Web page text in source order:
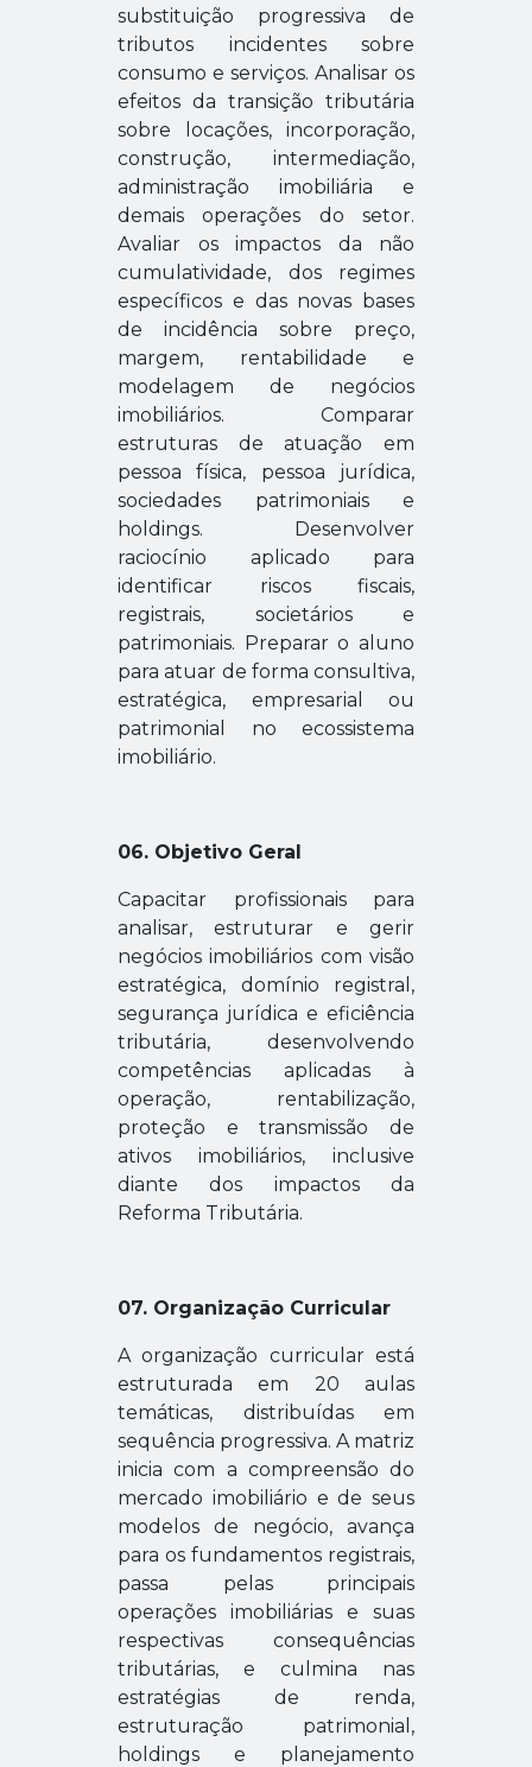
substituição progressiva de
tributos incidentes sobre
consumo e serviços. Analisar os
efeitos da transição tributária
sobre locações, incorporação,
construção, intermediação,
administração imobiliária e
demais operações do setor.
Avaliar os impactos da não
cumulatividade, dos regimes
específicos e das novas bases
de incidência sobre preço,
margem, rentabilidade e
modelagem de negócios
imobiliários. Comparar
estruturas de atuação em
pessoa física, pessoa jurídica,
sociedades patrimoniais e
holdings. Desenvolver
raciocínio aplicado para
identificar riscos fiscais,
registrais, societários e
patrimoniais. Preparar o aluno
para atuar de forma consultiva,
estratégica, empresarial ou
patrimonial no ecossistema
imobiliário.
06. Objetivo Geral
Capacitar profissionais para
analisar, estruturar e gerir
negócios imobiliários com visão
estratégica, domínio registral,
segurança jurídica e eficiência
tributária, desenvolvendo
competências aplicadas à
operação, rentabilização,
proteção e transmissão de
ativos imobiliários, inclusive
diante dos impactos da
Reforma Tributária.
07. Organização Curricular
A organização curricular está
estruturada em 20 aulas
temáticas, distribuídas em
sequência progressiva. A matriz
inicia com a compreensão do
mercado imobiliário e de seus
modelos de negócio, avança
para os fundamentos registrais,
passa pelas principais
operações imobiliárias e suas
respectivas consequências
tributárias, e culmina nas
estratégias de renda,
estruturação patrimonial,
holdings e planejamento